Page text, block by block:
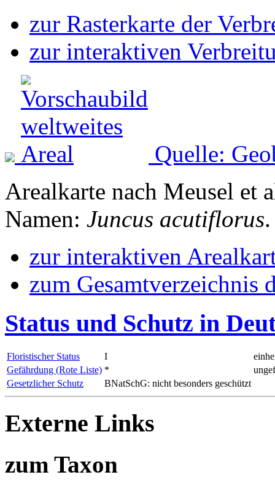
zur Rasterkarte der
zur interaktiven
Quelle:
Arealkarte nach Meusel et
Namen: Juncus acutiflorus.
zur interaktiven
zum Gesamtverzeichnis
Status und Schutz in
Floristischer Status I
Gefährdung (Rote Liste) *
Gesetzlicher Schutz
BNatSchG: nicht besonders geschützt
Externe Links
zum Taxon